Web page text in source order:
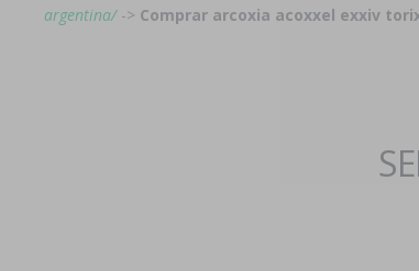
argentina/-> Comprar arcoxia acoxxel exxiv